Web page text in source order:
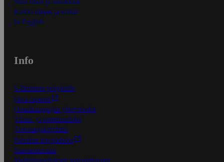
Näin tilaat ja muokkaat
Kaikki ohjeet ja vinkit
In English
Info
S-Business yrityksille
Oiva-raportit
Osuuskauppojen yhteystiedot
Tilaus- ja toimitusehdot
Tietosuojakäytäntö
Palvelun käyttöehdot
Saavutettavuus
Mobiilisovelluksen saavutettavuus